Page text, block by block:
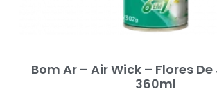
Bom Ar – Air Wick – Flores
360ml